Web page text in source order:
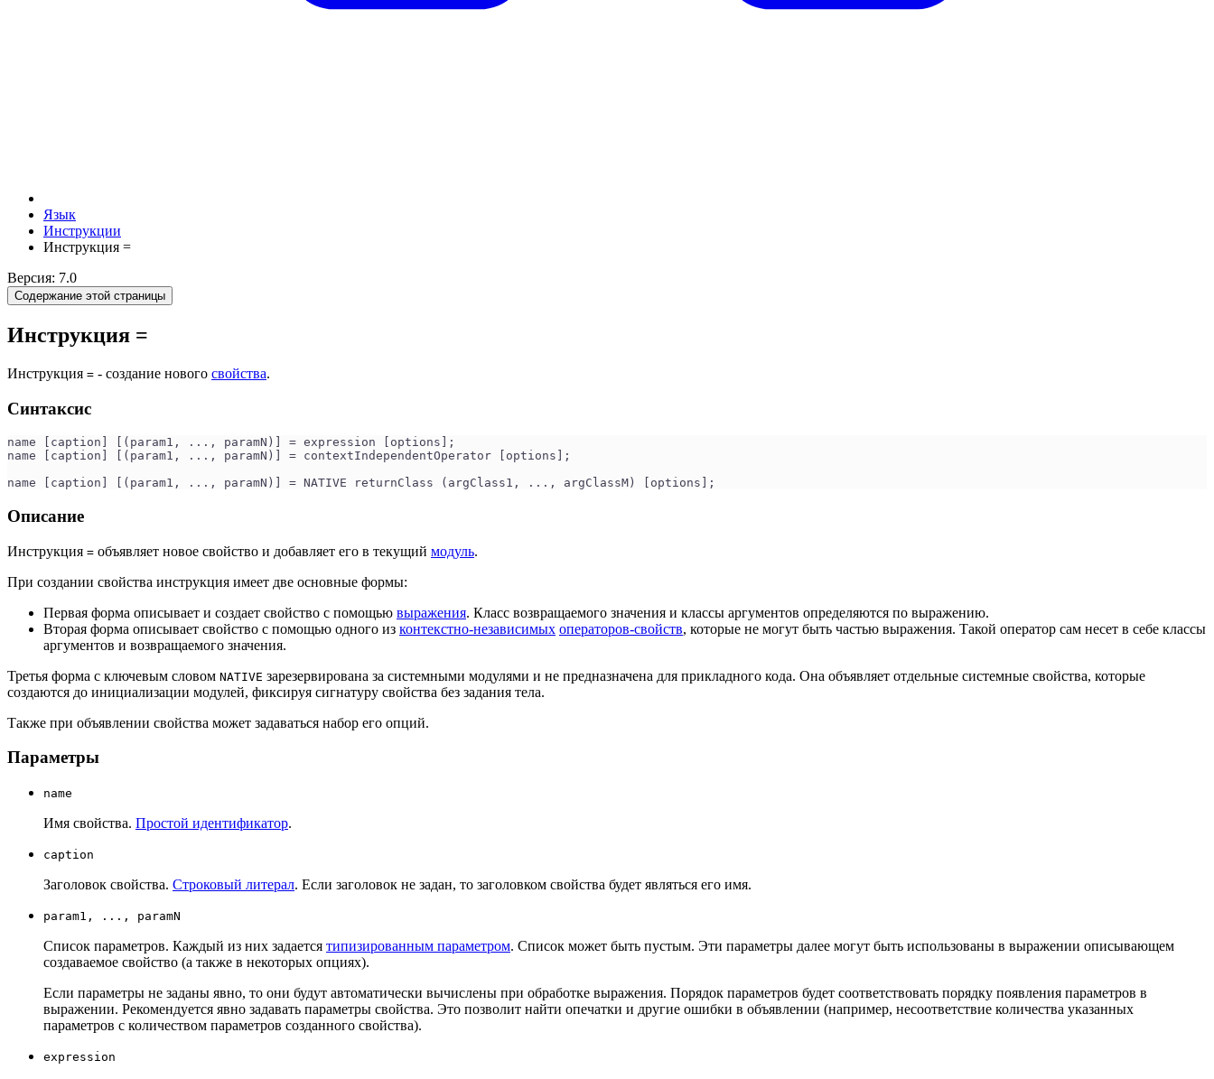
Язык
Инструкции
Инструкция =
Версия: 7.0
Содержание этой страницы
Инструкция =
Инструкция = - создание нового свойства.
Синтаксис
name [caption] [(param1, ..., paramN)] = expression [options];
name [caption] [(param1, ..., paramN)] = contextIndependentOperator [options];
name [caption] [(param1, ..., paramN)] = NATIVE returnClass (argClass1, ..., argClassM) [options];
Описание
Инструкция = объявляет новое свойство и добавляет его в текущий модуль.
При создании свойства инструкция имеет две основные формы:
Первая форма описывает и создает свойство с помощью выражения. Класс возвращаемого значения и классы аргументов определяются по выражению.
Вторая форма описывает свойство с помощью одного из контекстно-независимых операторов-свойств, которые не могут быть частью выражения. Такой оператор сам несет в себе классы
аргументов и возвращаемого значения.
Третья форма с ключевым словом NATIVE зарезервирована за системными модулями и не предназначена для прикладного кода. Она объявляет отдельные системные свойства, которые
создаются до инициализации модулей, фиксируя сигнатуру свойства без задания тела.
Также при объявлении свойства может задаваться набор его опций.
Параметры
name
Имя свойства. Простой идентификатор.
caption
Заголовок свойства. Строковый литерал. Если заголовок не задан, то заголовком свойства будет являться его имя.
param1, ..., paramN
Список параметров. Каждый из них задается типизированным параметром. Список может быть пустым. Эти параметры далее могут быть использованы в выражении описывающем
создаваемое свойство (а также в некоторых опциях).
Если параметры не заданы явно, то они будут автоматически вычислены при обработке выражения. Порядок параметров будет соответствовать порядку появления параметров в
выражении. Рекомендуется явно задавать параметры свойства. Это позволит найти опечатки и другие ошибки в объявлении (например, несоответствие количества указанных
параметров с количеством параметров созданного свойства).
expression